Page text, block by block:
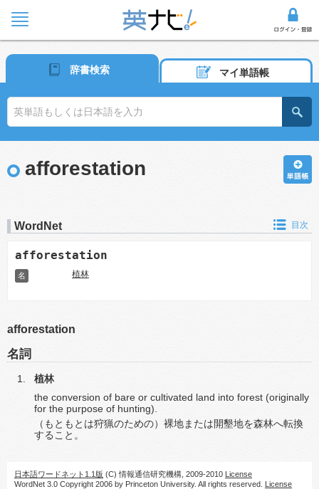
辞書検索 マイ単語帳
afforestation
WordNet 目次
afforestation
名 植林
afforestation
名詞
植林
the conversion of bare or cultivated land into forest (originally
for the purpose of hunting).
（もともとは狩猟のための）裸地または開墾地を森林へ転換
すること。
日本語ワードネット1.1版 (C) 情報通信研究機構, 2009-2010 License
WordNet 3.0 Copyright 2006 by Princeton University. All rights reserved. License